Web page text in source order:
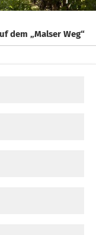
dem „Malser Weg“